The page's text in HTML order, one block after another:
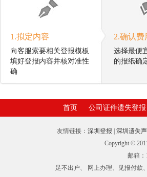
1.拟定内容
向客服索要相关登报模板
填好登报内容并核对准性
确
2.确认费
选择最便
的报纸确
首页 公司证件遗失登报
友情链接： 深圳登报 深圳遗失
Copyright ©
邮箱：
足不出户、 网上办理、见报付款